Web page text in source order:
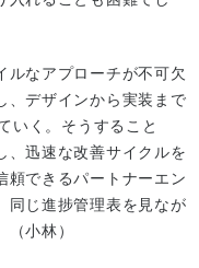
ルなアプローチが不可欠
、デザインから実装まで
いく。そうすること
、迅速な改善サイクルを
頼できるパートナーエン
同じ進捗管理表を見なが
小林）